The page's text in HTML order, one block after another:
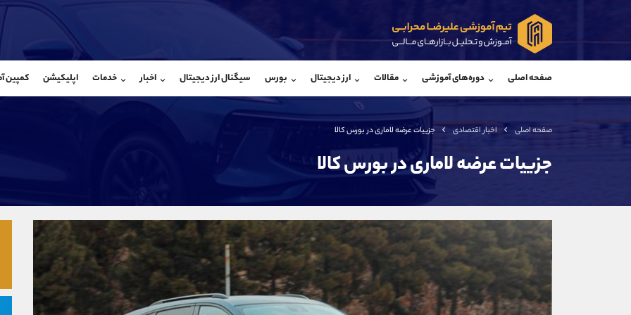
صفحه اصلی دوره‌های آموزشی مقالات ارز دیجیتال بورس سیگنال ارز دیجیتال اخبار خدمات اپلیکیشن کمپین
صفحه اصلی اخبار اقتصادی جزییات عرضه لاماری در بورس کالا
جزییات عرضه لاماری در بورس کالا
شروع گفتگو
تلگرام @Armteam_admin_103
شروع گفتگو
تلگرام
تلفن
بدون پیش شماره
اینستاگرام
کانال تلگرام
کانال بله